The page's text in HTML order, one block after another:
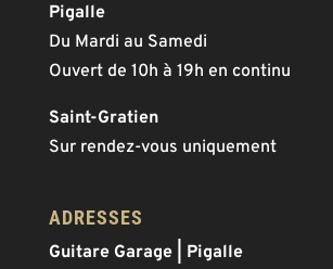
Pigalle
Du Mardi au Samedi
Ouvert de 10h à 19h en continu
Saint-Gratien
Sur rendez-vous uniquement
ADRESSES
Guitare Garage | Pigalle